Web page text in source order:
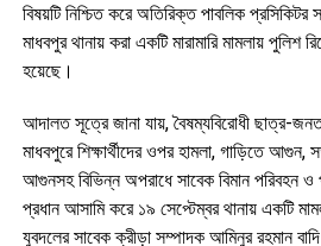
বিষয়টি নিশ্চিত করে অতিরিক্ত পাবলিক প্রসিকিটর
মাধবপুর থানায় করা একটি মারামারি মামলায় পুলিশ
হয়েছে।
আদালত সূত্রে জানা যায়, বৈষম্যবিরোধী ছাত্র-
মাধবপুরে শিক্ষার্থীদের ওপর হামলা, গাড়িতে
আগুনসহ বিভিন্ন অপরাধে সাবেক বিমান পরিবহন ও
প্রধান আসামি করে ১৯ সেপ্টেম্বর থানায় একটি
যুবদলের সাবেক ক্রীড়া সম্পাদক আমিনুর রহমান